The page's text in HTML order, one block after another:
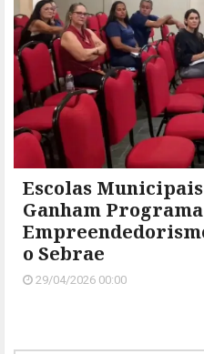
Escolas
Ganham
o Sebrae
29/04/2026 00:00